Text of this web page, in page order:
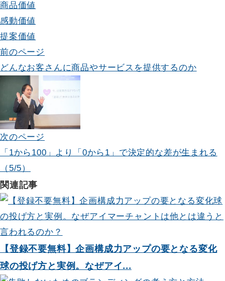
商品価値
感動価値
提案価値
投
稿
ビ
ゲ
ー
シ
ョ
ン
前のページ
どんなお客さんに商品やサービスを提供するのか
次のページ
「1から100」より「0から1」で決定的な差が生まれる
（5/5）
関連記事
【登録不要無料】企画構成力アップの要となる変化
球の投げ方と実例。なぜアイ...